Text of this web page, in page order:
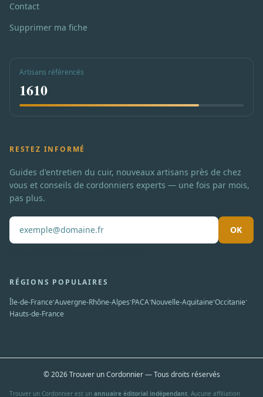
Contact
Supprimer ma fiche
Artisans référencés
1610
RESTEZ INFORMÉ
Guides d'entretien du cuir, nouveaux artisans près de chez
vous et conseils de cordonniers experts — une fois par mois,
pas plus.
OK
RÉGIONS POPULAIRES
Île-de-France·Auvergne-Rhône-Alpes·PACA·Nouvelle-Aquitaine·Occitanie·
Hauts-de-France
© 2026 Trouver un Cordonnier — Tous droits réservés
Trouver un Cordonnier est un annuaire éditorial indépendant. Aucune affiliation